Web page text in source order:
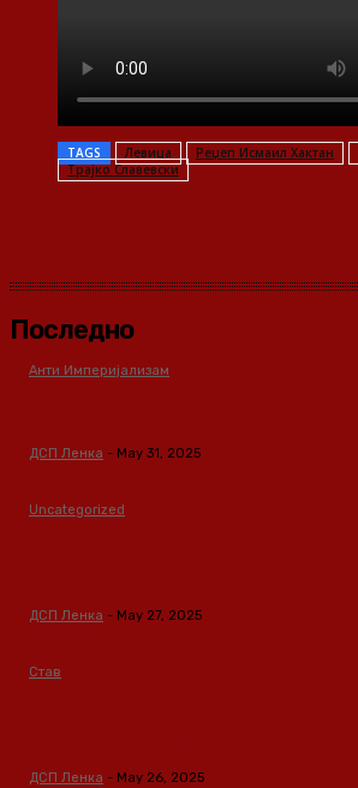
TAGS Левица Реџеп Исмаил Хактан
Трајко Славевски
Последно
Анти Империјализам
ДСП Ленка - May 31, 2025
Uncategorized
ДСП Ленка - May 27, 2025
Став
ДСП Ленка - May 26, 2025